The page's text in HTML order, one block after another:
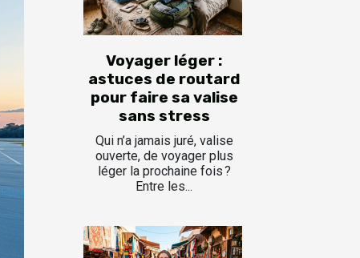
Voyager léger :
astuces de routard
pour faire sa valise
sans stress
Qui n’a jamais juré, valise
ouverte, de voyager plus
léger la prochaine fois ?
Entre les...